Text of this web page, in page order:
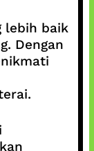
lebih baik
Dengan